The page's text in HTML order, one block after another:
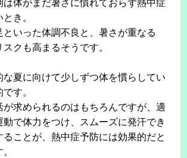
は体がまだ暑さに慣れておらず熱中症
き。
といった体調不良と、暑さが重なる
クも高まるそうです。
な夏に向けて少しずつ体を慣らしてい
す。
が求められるのはもちろんですが、適
動で体力をつけ、スムーズに発汗でき
ることが、熱中症予防には効果的だと